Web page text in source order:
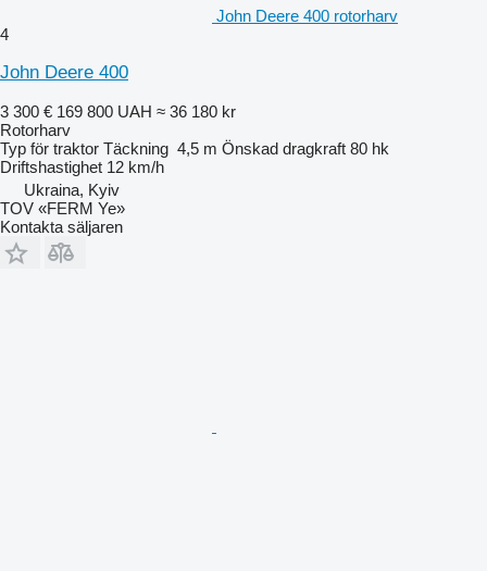
John Deere 400 rotorharv
4
John Deere 400
3 300 € 169 800 UAH ≈ 36 180 kr
Rotorharv
Typ för traktor Täckning 4,5 m Önskad dragkraft 80 hk
Driftshastighet 12 km/h
Ukraina, Kyiv
TOV «FERM Ye»
Kontakta säljaren